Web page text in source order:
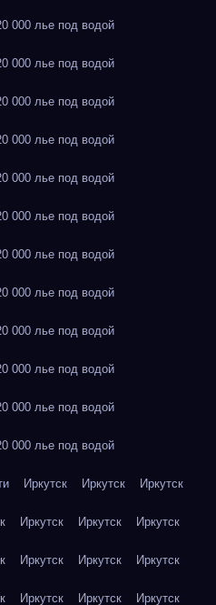
лье под водой
лье под водой
лье под водой
лье под водой
лье под водой
лье под водой
лье под водой
лье под водой
лье под водой
лье под водой
лье под водой
лье под водой
Иркутск Иркутск Иркутск
Иркутск Иркутск Иркутск
Иркутск Иркутск Иркутск
Иркутск Иркутск Иркутск